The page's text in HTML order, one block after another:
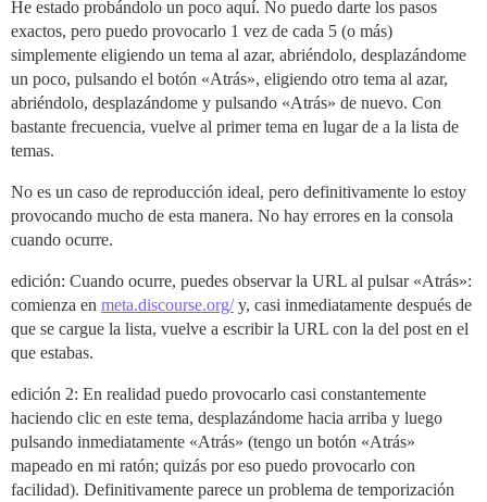
He estado probándolo un poco aquí. No puedo darte los pasos
exactos, pero puedo provocarlo 1 vez de cada 5 (o más)
simplemente eligiendo un tema al azar, abriéndolo, desplazándome
un poco, pulsando el botón «Atrás», eligiendo otro tema al azar,
abriéndolo, desplazándome y pulsando «Atrás» de nuevo. Con
bastante frecuencia, vuelve al primer tema en lugar de a la lista de
temas.
No es un caso de reproducción ideal, pero definitivamente lo estoy
provocando mucho de esta manera. No hay errores en la consola
cuando ocurre.
edición: Cuando ocurre, puedes observar la URL al pulsar «Atrás»:
comienza en meta.discourse.org/y, casi inmediatamente después de
que se cargue la lista, vuelve a escribir la URL con la del post en el
que estabas.
edición 2: En realidad puedo provocarlo casi constantemente
haciendo clic en este tema, desplazándome hacia arriba y luego
pulsando inmediatamente «Atrás» (tengo un botón «Atrás»
mapeado en mi ratón; quizás por eso puedo provocarlo con
facilidad). Definitivamente parece un problema de temporización